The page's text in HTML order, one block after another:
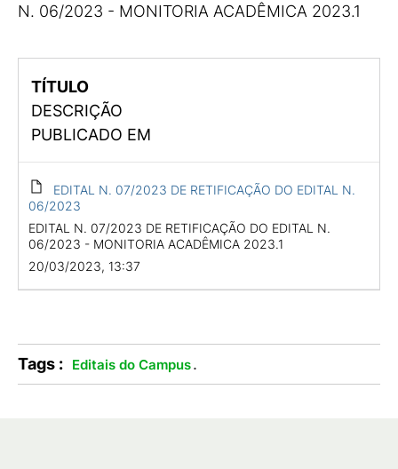
N. 06/2023 - MONITORIA ACADÊMICA 2023.1
TÍTULO
DESCRIÇÃO
PUBLICADO EM
EDITAL N. 07/2023 DE RETIFICAÇÃO DO EDITAL N.
06/2023
EDITAL N. 07/2023 DE RETIFICAÇÃO DO EDITAL N.
06/2023 - MONITORIA ACADÊMICA 2023.1
20/03/2023, 13:37
Tags : Editais do Campus.